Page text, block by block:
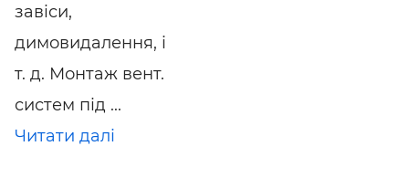
завіси,
димовидалення, і
т. д. Монтаж вент.
систем під ...
Читати далі